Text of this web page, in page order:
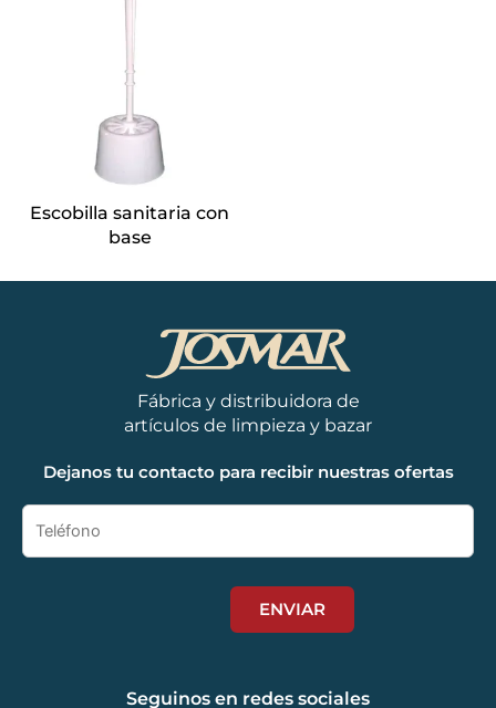
Escobilla sanitaria con
base
Fábrica y distribuidora de
artículos de limpieza y bazar
Dejanos tu contacto para recibir nuestras ofertas
Seguinos en redes sociales